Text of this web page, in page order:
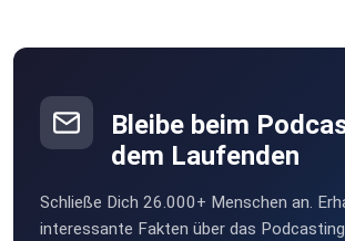
Bleibe beim
dem Laufenden
Schließe Dich 26.000+ Menschen an.
interessante Fakten über das